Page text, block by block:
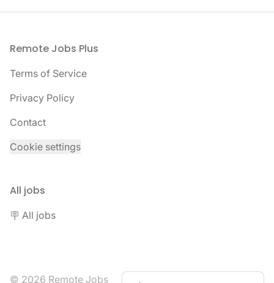
Footer
Remote Jobs Plus
Terms of Service
Privacy Policy
Contact
Cookie settings
All jobs
🪧 All jobs
© 2026 Remote Jobs